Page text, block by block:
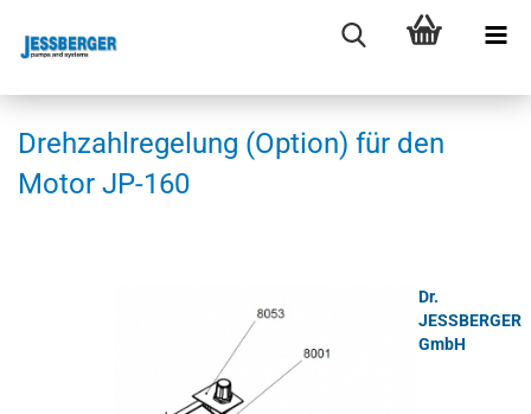
Dreh­zahl­re­ge­lung (Op­ti­on) für den
Motor JP-​160
Dr.
JESSBERGER
GmbH